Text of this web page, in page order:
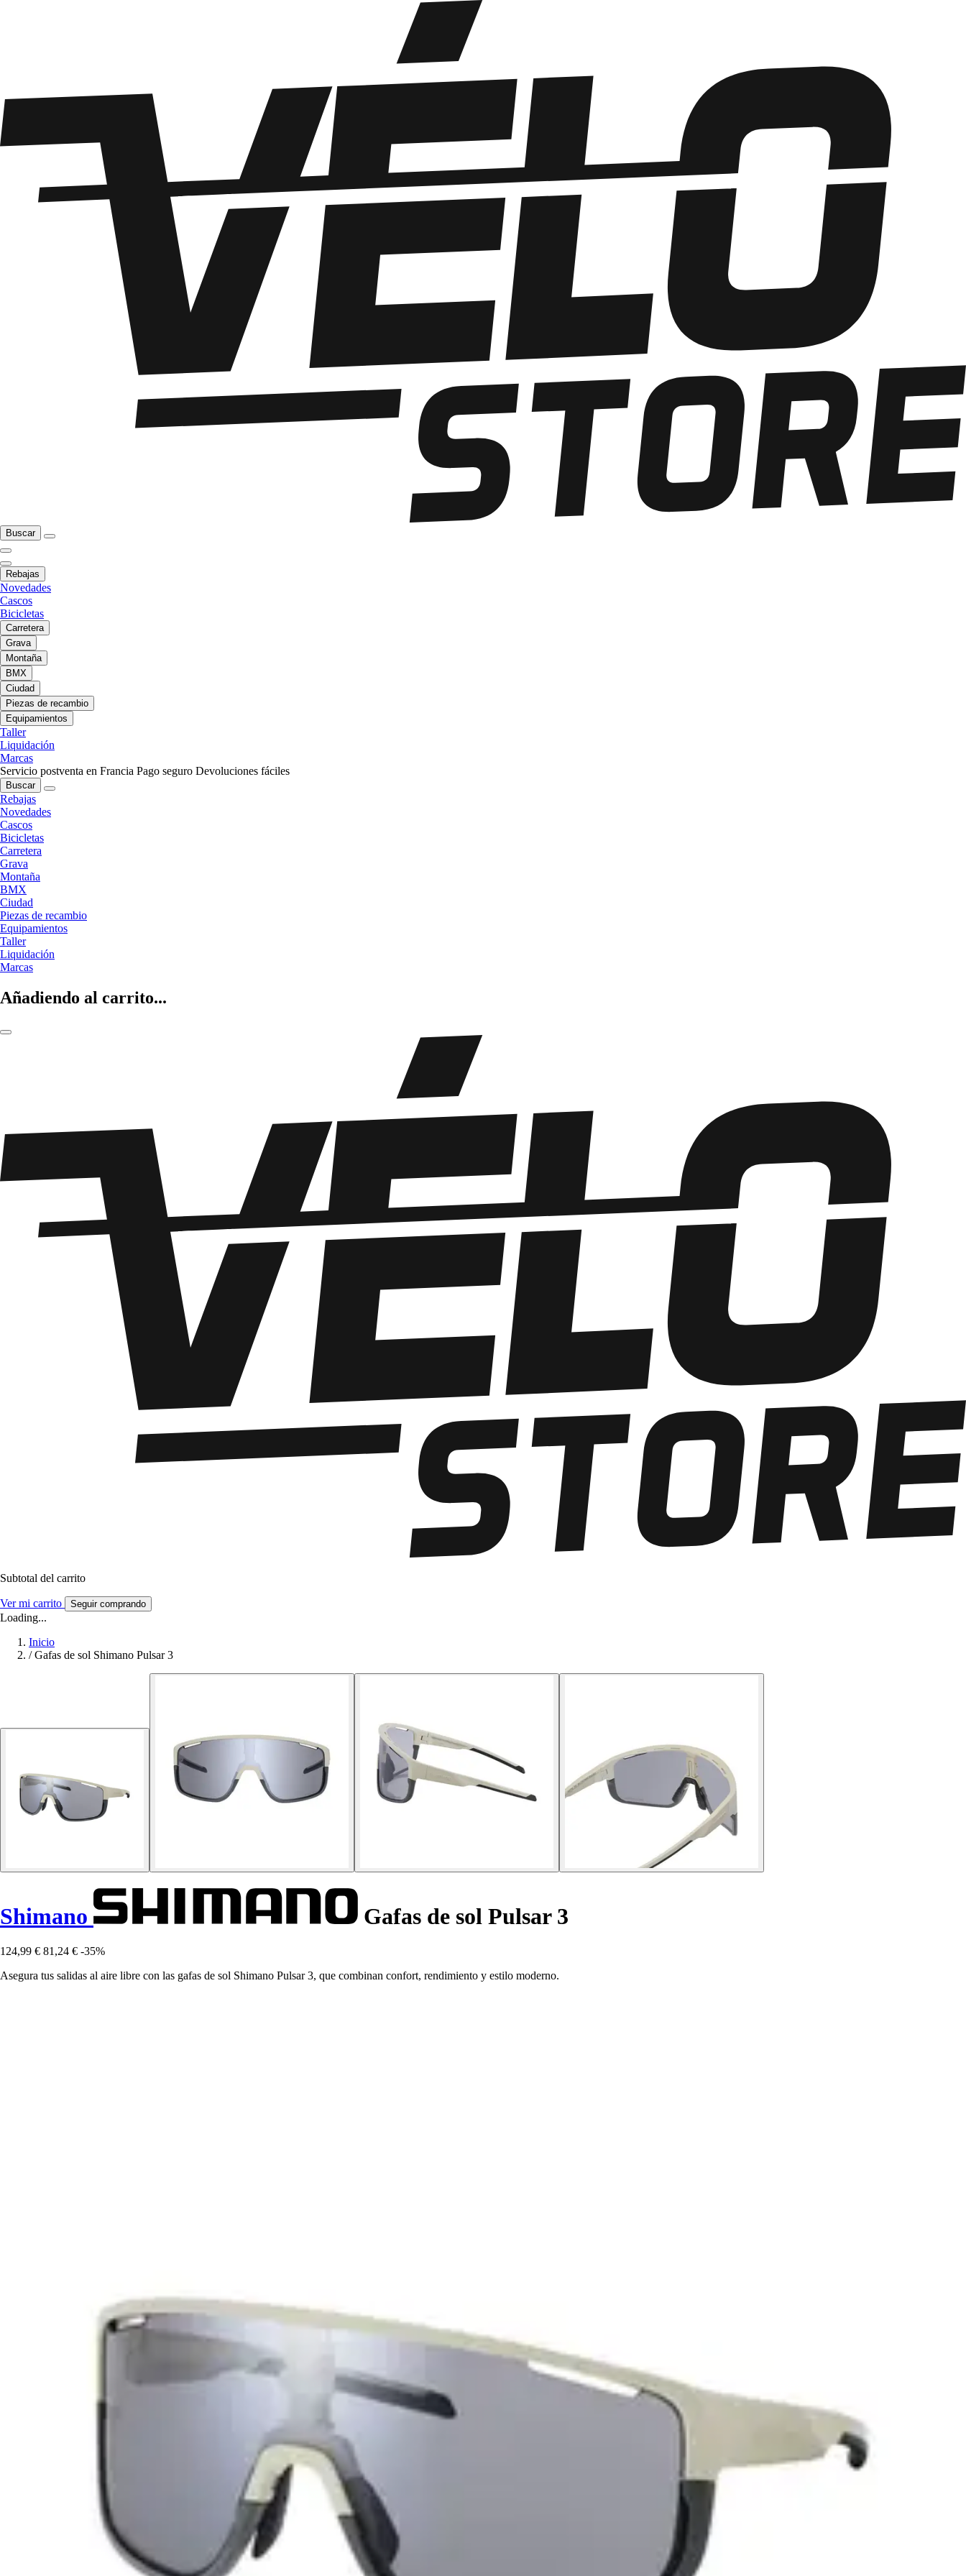
Buscar
Rebajas
Novedades
Cascos
Bicicletas
Carretera
Grava
Montaña
BMX
Ciudad
Piezas de recambio
Equipamientos
Taller
Liquidación
Marcas
Servicio postventa en Francia Pago seguro Devoluciones fáciles
Buscar
Rebajas
Novedades
Cascos
Bicicletas
Carretera
Grava
Montaña
BMX
Ciudad
Piezas de recambio
Equipamientos
Taller
Liquidación
Marcas
Añadiendo al carrito...
Subtotal del carrito
Ver mi carrito Seguir comprando
Loading...
Inicio
/ Gafas de sol Shimano Pulsar 3
Shimano Gafas de sol Pulsar 3
124,99 € 81,24 € -35%
Asegura tus salidas al aire libre con las gafas de sol Shimano Pulsar 3, que combinan confort, rendimiento y estilo moderno.